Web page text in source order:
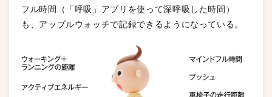
フル時間（「呼吸」アプリを使って深呼吸した時間）
も、アップルウォッチで記録できるようになっている。